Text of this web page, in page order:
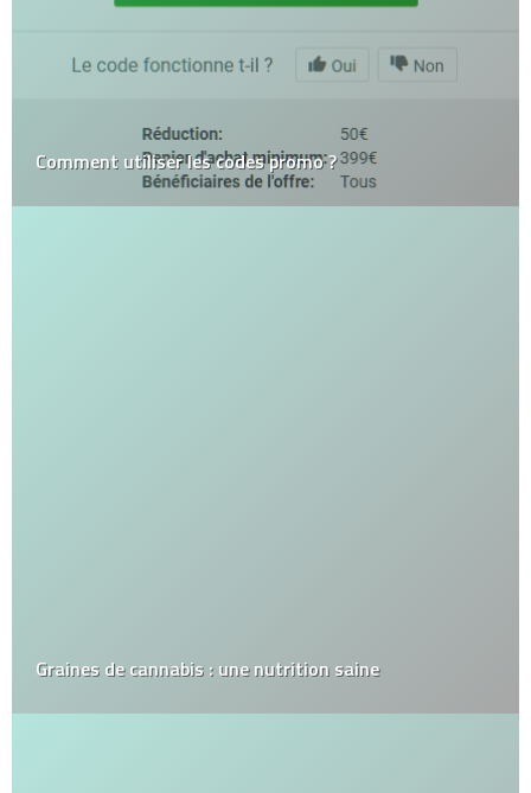
Comment utiliser les codes promo ?
Graines de cannabis : une nutrition saine